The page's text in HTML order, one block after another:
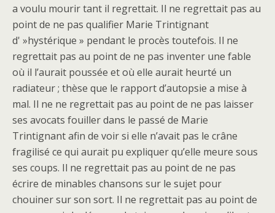
a voulu mourir tant il regrettait. Il ne regrettait pas au
point de ne pas qualifier Marie Trintignant
d' »hystérique » pendant le procès toutefois. Il ne
regrettait pas au point de ne pas inventer une fable
où il l’aurait poussée et où elle aurait heurté un
radiateur ; thèse que le rapport d’autopsie a mise à
mal. Il ne ne regrettait pas au point de ne pas laisser
ses avocats fouiller dans le passé de Marie
Trintignant afin de voir si elle n’avait pas le crâne
fragilisé ce qui aurait pu expliquer qu’elle meure sous
ses coups. Il ne regrettait pas au point de ne pas
écrire de minables chansons sur le sujet pour
chouiner sur son sort. Il ne regrettait pas au point de